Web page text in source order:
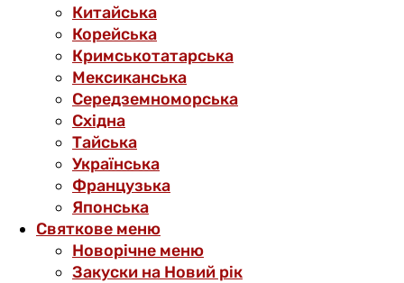
Китайська
Корейська
Кримськотатарська
Мексиканська
Середземноморська
Східна
Тайська
Українська
Французька
Японська
Святкове меню
Новорічне меню
Закуски на Новий рік